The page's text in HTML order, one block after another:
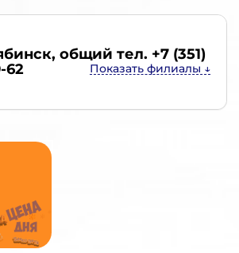
, общий тел. +7 (351)
62